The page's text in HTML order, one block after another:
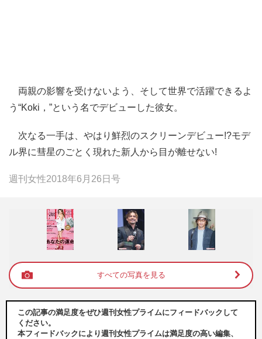
両親の影響を受けないよう、そして世界で活躍できるよ
う“Koki，”という名でデビューした彼女。
次なる一手は、やはり鮮烈のスクリーンデビュー!?モデ
ル界に彗星のごとく現れた新人から目が離せない!
週刊女性2018年6月26日号
すべての写真を見る
この記事の満足度をぜひ週刊女性プライムにフィードバックして
ください。
本フィードバックにより週刊女性プライムは満足度の高い編集、